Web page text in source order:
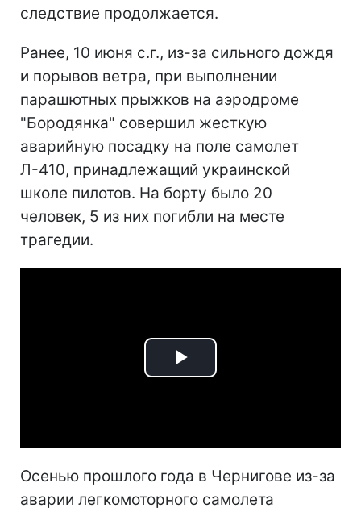
следствие продолжается.
Ранее, 10 июня с.г., из-за сильного дождя
и порывов ветра, при выполнении
парашютных прыжков на аэродроме
"Бородянка" совершил жесткую
аварийную посадку на поле самолет
Л-410, принадлежащий украинской
школе пилотов. На борту было 20
человек, 5 из них погибли на месте
трагедии.
Play
Осенью прошлого года в Чернигове из-за
аварии легкомоторного самолета